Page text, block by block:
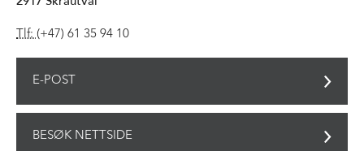
Tlf:(+47) 61 35 94 10
E-POST
BESØK NETTSIDE